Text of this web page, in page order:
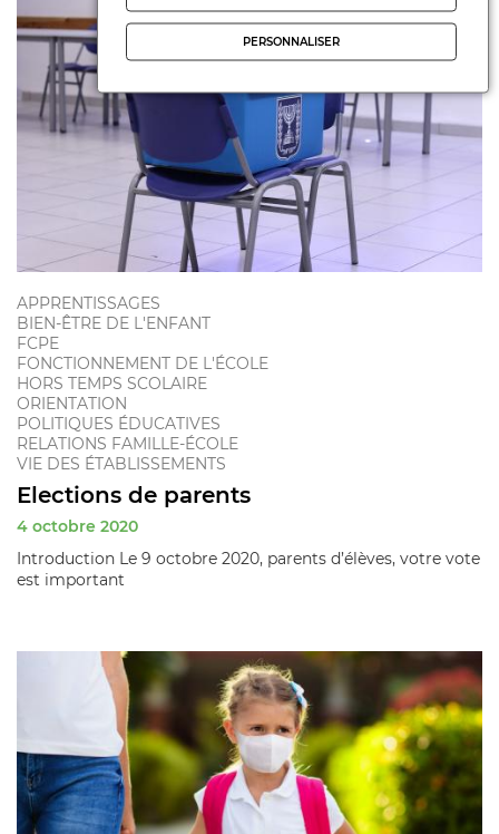
APPRENTISSAGES
BIEN-ÊTRE DE L'ENFANT
FCPE
FONCTIONNEMENT DE L'ÉCOLE
HORS TEMPS SCOLAIRE
ORIENTATION
POLITIQUES ÉDUCATIVES
RELATIONS FAMILLE-ÉCOLE
VIE DES ÉTABLISSEMENTS
Elections de parents
4 octobre 2020
Introduction Le 9 octobre 2020, parents d’élèves, votre vote
est important
PERSONNALISER